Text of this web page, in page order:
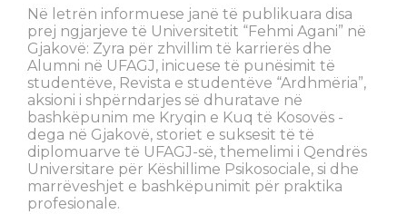
Në letrën informuese janë të publikuara disa
prej ngjarjeve të Universitetit “Fehmi Agani” në
Gjakovë: Zyra për zhvillim të karrierës dhe
Alumni në UFAGJ, inicuese të punësimit të
studentëve, Revista e studentëve “Ardhmëria”,
aksioni i shpërndarjes së dhuratave në
bashkëpunim me Kryqin e Kuq të Kosovës -
dega në Gjakovë, storiet e suksesit të të
diplomuarve të UFAGJ-së, themelimi i Qendrës
Universitare për Këshillime Psikosociale, si dhe
marrëveshjet e bashkëpunimit për praktika
profesionale.